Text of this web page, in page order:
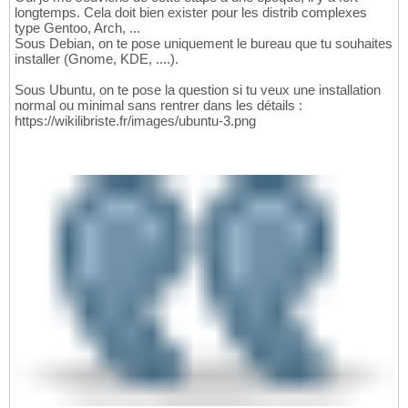
longtemps. Cela doit bien exister pour les distrib complexes
type Gentoo, Arch, ...
Sous Debian, on te pose uniquement le bureau que tu souhaites
installer (Gnome, KDE, ....).
Sous Ubuntu, on te pose la question si tu veux une installation
normal ou minimal sans rentrer dans les détails :
https://wikilibriste.fr/images/ubuntu-3.png